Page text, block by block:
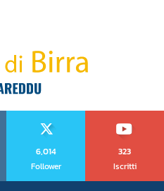
6,014
Follower
323
Iscritti